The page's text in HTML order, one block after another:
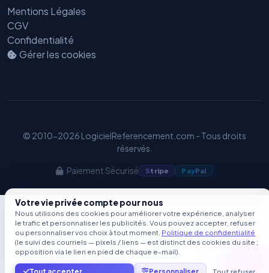
Mentions Légales
CGV
Confidentialité
Gérer les cookies
© 2010-2026 LogicielReferencement.com - Tous droits
réservés.
Paiement Sécurisé Stripe PayPal
Votre vie privée compte pour nous
Nous utilisons des cookies pour améliorer votre expérience, analyser
le trafic et personnaliser les publicités. Vous pouvez accepter, refuser
ou personnaliser vos choix à tout moment. Politique de confidentialité
(le suivi des courriels — pixels / liens — est distinct des cookies du site ;
opposition via le lien en pied de chaque e-mail).
Tout refuser